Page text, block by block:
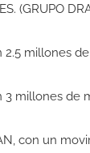
(GRUPO
2.5 millones
3 millones
con un